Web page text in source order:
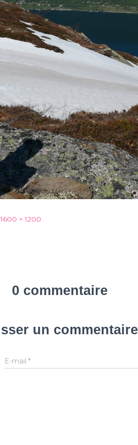
1600 × 1200
0 commentaire
un commentaire
E-mail*